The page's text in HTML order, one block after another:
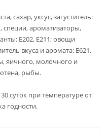
сахар, уксус, загуститель:
ароматизаторы,
Е202, Е211; овощи
вкуса и аромата: Е621.
яичного, молочного и
рыбы.
суток при температуре от
годности.